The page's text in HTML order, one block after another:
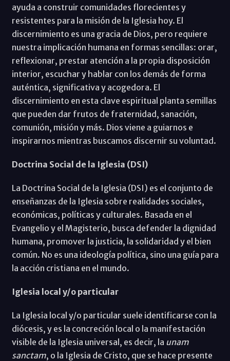
ayuda a construir comunidades florecientes y
resistentes para la misión de la Iglesia hoy. El
discernimiento es una gracia de Dios, pero requiere
nuestra implicación humana en formas sencillas: orar,
reflexionar, prestar atención a la propia disposición
interior, escuchar y hablar con los demás de forma
auténtica, significativa y acogedora. El
discernimiento en esta clave espiritual planta semillas
que pueden dar frutos de fraternidad, sanación,
comunión, misión y más. Dios viene a guiarnos e
inspirarnos mientras buscamos discernir su voluntad.
Doctrina Social de la Iglesia (DSI)
La Doctrina Social de la Iglesia (DSI) es el conjunto de
enseñanzas de la Iglesia sobre realidades sociales,
económicas, políticas y culturales. Basada en el
Evangelio y el Magisterio, busca defender la dignidad
humana, promover la justicia, la solidaridad y el bien
común. No es una ideología política, sino una guía para
la acción cristiana en el mundo.
Iglesia local y/o particular
La Iglesia local y/o particular suele identificarse con la
diócesis, y es la concreción local o la manifestación
visible de la Iglesia universal, es decir, la unam
sanctam, o la Iglesia de Cristo, que se hace presente